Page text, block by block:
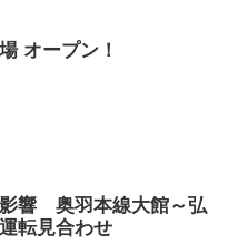
オープン！
響 奥羽本線大館～弘
転見合わせ